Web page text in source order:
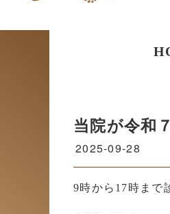
ッ
当院が令和
2025-09-28
9時から17時まで